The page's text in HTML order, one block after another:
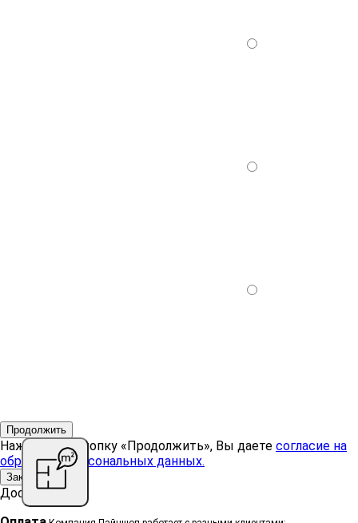
Продолжить
Нажимая на кнопку «Продолжить», Вы даете согласие на
обработку персональных данных.
Закрыть
Доставка